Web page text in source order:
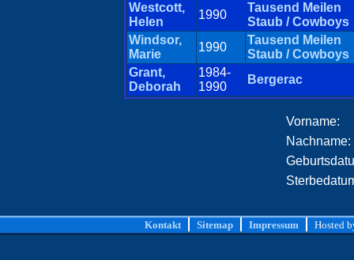
Westcott,
Helen
1990
Tausend Meilen
Staub / Cowboys
Windsor,
Marie
1990
Tausend Meilen
Staub / Cowboys
Grant,
Deborah
1984-
1990
Bergerac
Vorname:
Nachname:
Kontakt Sitemap Impressum Hosted